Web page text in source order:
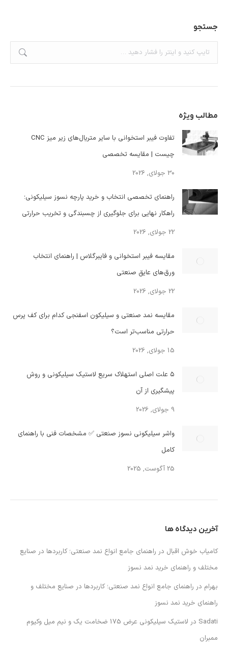
جستجو
جستجو:
مطالب ویژه
تفاوت فیبر استخوانی با سایر متریال‌های زیر میز CNC
چیست | مقایسه تخصصی
30 جولای, 2026
راهنمای تخصصی انتخاب و خرید پارچه نسوز سیلیکونی؛
راهکار نهایی برای جلوگیری از چسبندگی و تخریب حرارتی
22 جولای, 2026
مقایسه فیبر استخوانی و فایبرگلاس | راهنمای انتخاب
ورق‌های عایق صنعتی
22 جولای, 2026
مقایسه نمد صنعتی و سیلیکون اسفنجی کدام برای کف پرس
حرارتی مناسب‌تر است؟
15 جولای, 2026
۵ علت اصلی استهلاک سریع لاستیک سیلیکونی و روش
پیشگیری از آن
9 جولای, 2026
واشر سیلیکونی نسوز صنعتی ✅ مشخصات فنی با راهنمای
کامل
25 آگوست, 2025
آخرین دیدگاه ها
کامیاب خوش اقبال در راهنمای جامع انواع نمد صنعتی؛ کاربردها در صنایع
مختلف و راهنمای خرید نمد نسوز
بهرام در راهنمای جامع انواع نمد صنعتی؛ کاربردها در صنایع مختلف و
راهنمای خرید نمد نسوز
Sadati در
لاستیک سیلیکونی عرض 175 ضخامت یک و نیم میل وکیوم
ممبران